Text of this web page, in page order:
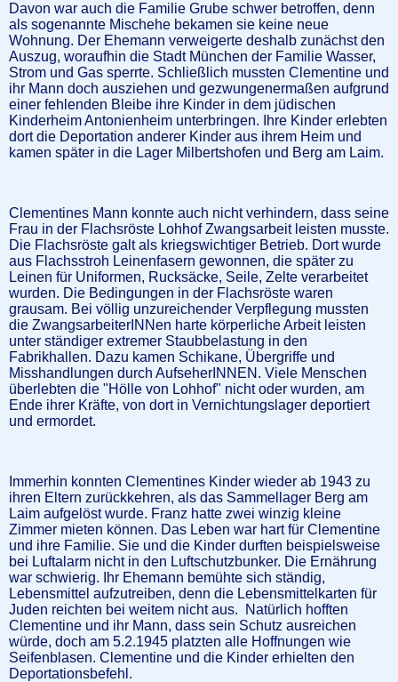
Davon war auch die Familie Grube schwer betroffen, denn
als sogenannte Mischehe bekamen sie keine neue
Wohnung. Der Ehemann verweigerte deshalb zunächst den
Auszug, woraufhin die Stadt München der Familie Wasser,
Strom und Gas sperrte. Schließlich mussten Clementine und
ihr Mann doch ausziehen und gezwungenermaßen aufgrund
einer fehlenden Bleibe ihre Kinder in dem jüdischen
Kinderheim Antonienheim unterbringen. Ihre Kinder erlebten
dort die Deportation anderer Kinder aus ihrem Heim und
kamen später in die Lager Milbertshofen und Berg am Laim.
Clementines Mann konnte auch nicht verhindern, dass seine
Frau in der Flachsröste Lohhof Zwangsarbeit leisten musste.
Die Flachsröste galt als kriegswichtiger Betrieb. Dort wurde
aus Flachsstroh Leinenfasern gewonnen, die später zu
Leinen für Uniformen, Rucksäcke, Seile, Zelte verarbeitet
wurden. Die Bedingungen in der Flachsröste waren
grausam. Bei völlig unzureichender Verpflegung mussten
die ZwangsarbeiterINNen harte körperliche Arbeit leisten
unter ständiger extremer Staubbelastung in den
Fabrikhallen. Dazu kamen Schikane, Übergriffe und
Misshandlungen durch AufseherINNEN. Viele Menschen
überlebten die "Hölle von Lohhof" nicht oder wurden, am
Ende ihrer Kräfte, von dort in Vernichtungslager deportiert
und ermordet.
Immerhin konnten Clementines Kinder wieder ab 1943 zu
ihren Eltern zurückkehren, als das Sammellager Berg am
Laim aufgelöst wurde. Franz hatte zwei winzig kleine
Zimmer mieten können. Das Leben war hart für Clementine
und ihre Familie. Sie und die Kinder durften beispielsweise
bei Luftalarm nicht in den Luftschutzbunker. Die Ernährung
war schwierig. Ihr Ehemann bemühte sich ständig,
Lebensmittel aufzutreiben, denn die Lebensmittelkarten für
Juden reichten bei weitem nicht aus. Natürlich hofften
Clementine und ihr Mann, dass sein Schutz ausreichen
würde, doch am 5.2.1945 platzten alle Hoffnungen wie
Seifenblasen. Clementine und die Kinder erhielten den
Deportationsbefehl.